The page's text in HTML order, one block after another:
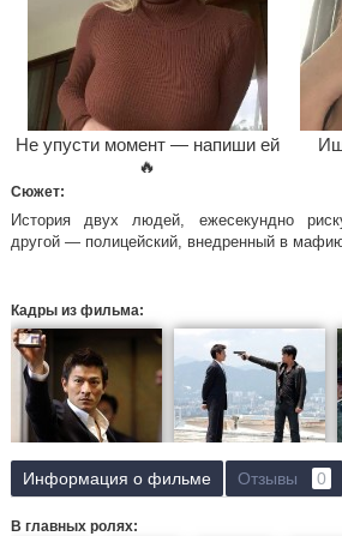
Не упусти момент — напиши ей
🔥
Сюжет:
История двух людей, ежесекундно
другой — полицейский, внедренный в
Кадры из фильма:
Информация о фильме Отзывы 0
В главных ролях: